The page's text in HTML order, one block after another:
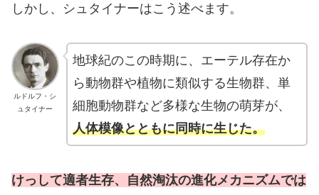
しかし、シュタイナーはこう述べます。
ルドルフ・シ
ュタイナー
地球紀のこの時期に、エーテル存在か
ら動物群や植物に類似する生物群、単
細胞動物群など多様な生物の萌芽が、
人体模像とともに同時に生じた。
けっして適者生存、自然淘汰の進化メカニズムでは